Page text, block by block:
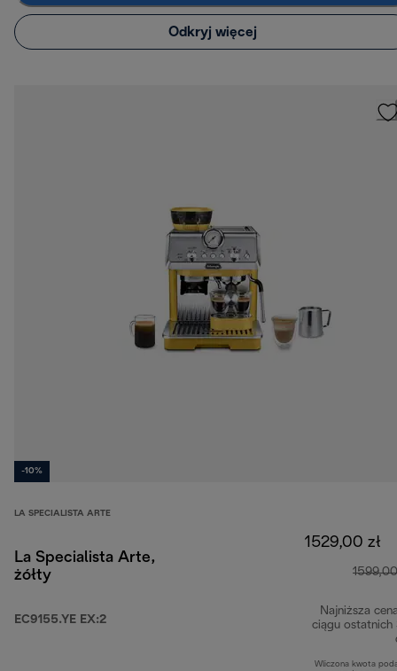
Odkryj więcej
-10%
LA SPECIALISTA ARTE
La Specialista Arte,
żółty
EC9155.YE EX:2
1529,00 zł
Najniższa
ciągu ostatnich
Wliczona kwota